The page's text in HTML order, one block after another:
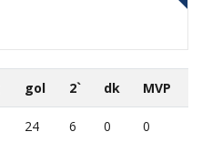
gol 2` dk MVP
24 6 0 0